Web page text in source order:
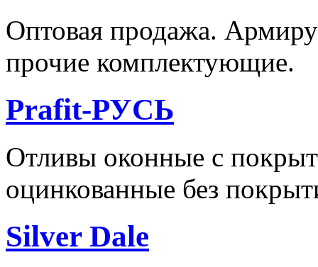
Оптовая продажа.
прочие комплектующие.
Prafit-РУСЬ
Отливы оконные с
оцинкованные без
Silver Dale